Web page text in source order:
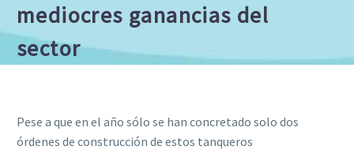
mediocres ganancias del
sector
Pese a que en el año sólo se han concretado solo dos
órdenes de construcción de estos tanqueros